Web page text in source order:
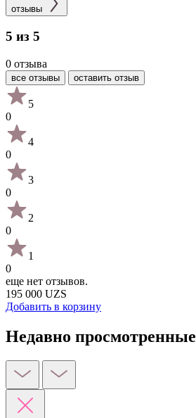
отзывы
5 из 5
0 отзыва
все отзывы оставить отзыв
5
0
4
0
3
0
2
0
1
0
еще нет отзывов.
195 000 UZS
Добавить в корзину
Недавно просмотренные